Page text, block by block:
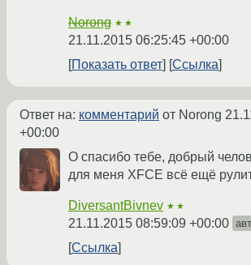
Norong ★★
21.11.2015 06:25:45 +00:00
Показать ответ
Ссылка
Ответ на: комментарий от Norong
+00:00
О спасибо тебе, добрый
для меня XFCE всё ещё
DiversantBivnev ★★
21.11.2015 08:59:09 +00:00
Ссылка